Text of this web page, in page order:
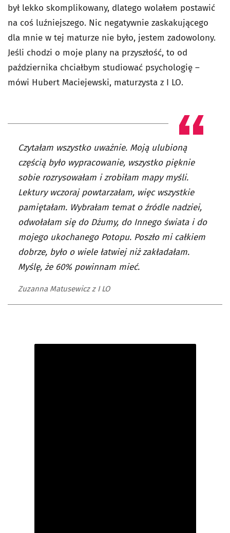
był lekko skomplikowany, dlatego wolałem postawić
na coś luźniejszego. Nic negatywnie zaskakującego
dla mnie w tej maturze nie było, jestem zadowolony.
Jeśli chodzi o moje plany na przyszłość, to od
października chciałbym studiować psychologię –
mówi Hubert Maciejewski, maturzysta z I LO.
Czytałam wszystko uważnie. Moją ulubioną
częścią było wypracowanie, wszystko pięknie
sobie rozrysowałam i zrobiłam mapy myśli.
Lektury wczoraj powtarzałam, więc wszystkie
pamiętałam. Wybrałam temat o źródle nadziei,
odwołałam się do Dżumy, do Innego świata i do
mojego ukochanego Potopu. Poszło mi całkiem
dobrze, było o wiele łatwiej niż zakładałam.
Myślę, że 60% powinnam mieć.
Zuzanna Matusewicz z I LO